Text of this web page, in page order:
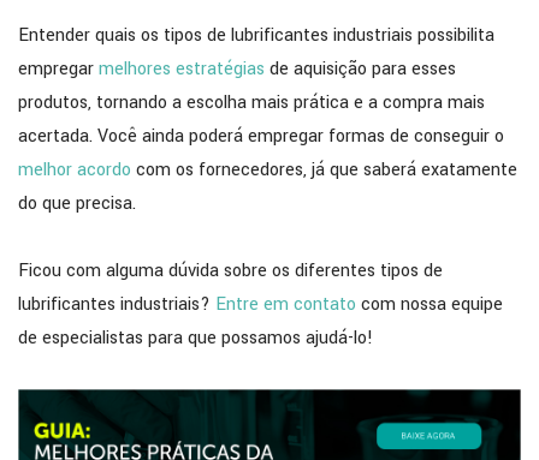
Entender quais os tipos de lubrificantes industriais possibilita
empregarmelhores estratégias de aquisição para esses
produtos, tornando a escolha mais prática e a compra mais
acertada. Você ainda poderá empregar formas de conseguir o
melhor acordo com os fornecedores, já que saberá exatamente
do que precisa.
Ficou com alguma dúvida sobre os diferentes tipos de
lubrificantes industriais? Entre em contato com nossa equipe
de especialistas para que possamos ajudá-lo!